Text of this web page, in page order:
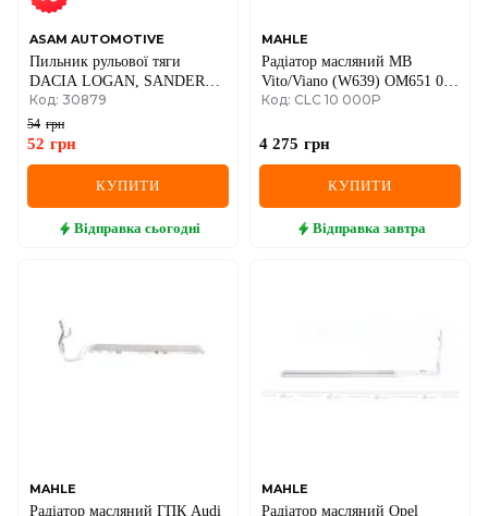
ASAM AUTOMOTIVE
Пильник рульової тяги
DACIA LOGAN, SANDERO
1.2-1.6i 04-
Код: 30879
54 грн
52 грн
КУПИТИ
Відправка сьогодні
MAHLE
Радіатор масляний MB
Vito/Viano (W639) OM651 03-
10 (теплообмінник)
Код: CLC 10 000P
4 275 грн
КУПИТИ
Відправка завтра
MAHLE
Радіатор масляний ГПК Audi
MAHLE
Радіатор масляний Opel